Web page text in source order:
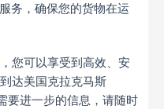
务，确保您的货物在运
您可以享受到高效、安
达美国克拉克马斯
要进一步的信息，请随时